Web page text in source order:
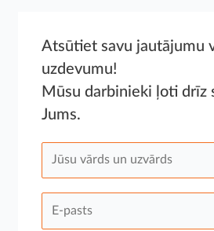
Atsūtiet savu jautājumu
uzdevumu!
Mūsu darbinieki ļoti drīz
Jums.